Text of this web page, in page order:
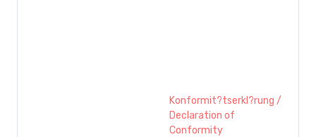
Konformit?tserkl?rung /
Declaration of
Conformity